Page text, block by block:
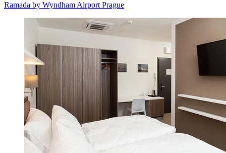
Ramada by Wyndham Airport Prague